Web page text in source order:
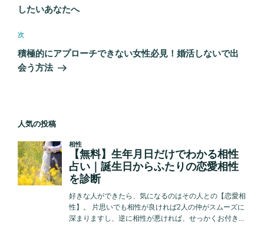
ナ
ゲ
ー
シ
投したいあなたへ
次
の
投
次
積極的にアプローチできない女性必見！婚活しないで出
会う方法
人気の投稿